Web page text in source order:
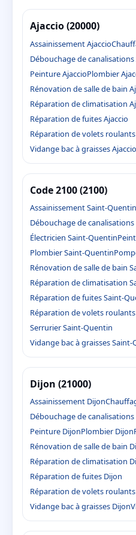
Ajaccio (20000)
Assainissement Ajaccio
Débouchage de canalisations
Peinture AjaccioPlombier
Rénovation de salle de bain
Réparation de climatisation
Réparation de fuites Ajaccio
Réparation de volets roulants
Vidange bac à graisses Ajaccio
Code 2100 (2100)
Assainissement Saint-Quentin
Débouchage de
Électricien Saint-Quentin
Plombier Saint-Quentin
Rénovation de salle de bain
Réparation de climatisation
Réparation de fuites Saint-
Réparation de volets
Serrurier Saint-Quentin
Vidange bac à graisses
Dijon (21000)
Assainissement Dijon
Débouchage de canalisations
Peinture DijonPlombier Dijon
Rénovation de salle de bain
Réparation de climatisation
Réparation de fuites Dijon
Réparation de volets
Vidange bac à graisses Dijon